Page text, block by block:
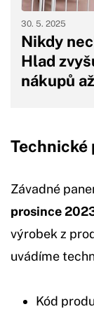
Nikdy
Hlad
nákupů
30. 5. 2025
Technické
Závadné
prosince
výrobek z
uvádíme
Kód